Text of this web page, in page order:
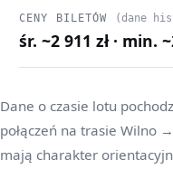
CENY BILETÓW (dane
śr. ~2 911 zł · min.
Dane o czasie lotu
połączeń na trasie Wilno
mają charakter